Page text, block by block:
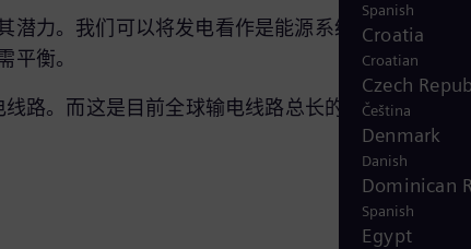
Spanish
Croatia
Croatian
Czech
Čeština
Denmark
Danish
Dominican
Spanish
Egypt
潜力。我们可以将发电看作是能源系统的心脏，而
平衡。
线路。而这是目前全球输电线路总长的两倍，相当于